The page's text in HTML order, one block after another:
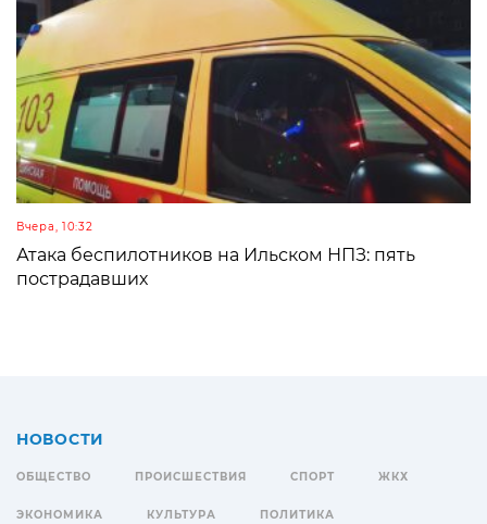
Вчера, 10:32
Атака беспилотников на Ильском НПЗ: пять
пострадавших
НОВОСТИ
ОБЩЕСТВО ПРОИСШЕСТВИЯ СПОРТ ЖКХ
ЭКОНОМИКА КУЛЬТУРА ПОЛИТИКА